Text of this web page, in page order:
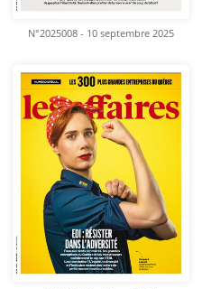
N°2025008 - 10 septembre 2025